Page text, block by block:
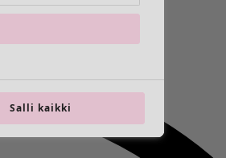
Salli kaikki